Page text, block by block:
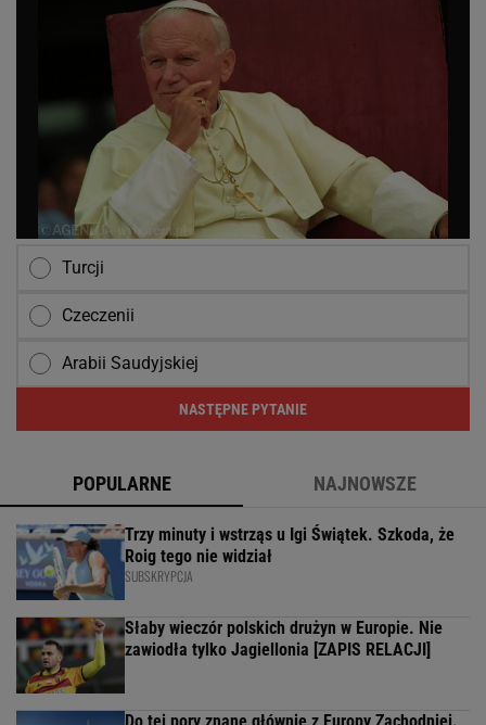
Turcji
Czeczenii
Arabii Saudyjskiej
NASTĘPNE PYTANIE
POPULARNE NAJNOWSZE
Trzy minuty i wstrząs u Igi Świątek. Szkoda, że
Roig tego nie widział
SUBSKRYPCJA
Słaby wieczór polskich drużyn w Europie. Nie
zawiodła tylko Jagiellonia [ZAPIS RELACJI]